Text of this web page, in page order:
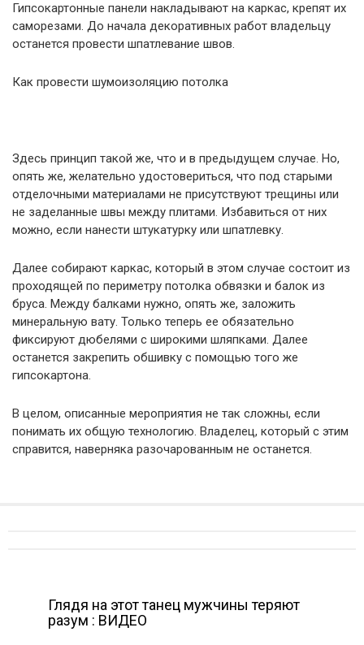
Гипсокартонные панели накладывают на каркас, крепят их
саморезами. До начала декоративных работ владельцу
останется провести шпатлевание швов.
Как провести шумоизоляцию потолка
Здесь принцип такой же, что и в предыдущем случае. Но,
опять же, желательно удостовериться, что под старыми
отделочными материалами не присутствуют трещины или
не заделанные швы между плитами. Избавиться от них
можно, если нанести штукатурку или шпатлевку.
Далее собирают каркас, который в этом случае состоит из
проходящей по периметру потолка обвязки и балок из
бруса. Между балками нужно, опять же, заложить
минеральную вату. Только теперь ее обязательно
фиксируют дюбелями с широкими шляпками. Далее
останется закрепить обшивку с помощью того же
гипсокартона.
В целом, описанные мероприятия не так сложны, если
понимать их общую технологию. Владелец, который с этим
справится, наверняка разочарованным не останется.
Глядя на этот танец мужчины теряют
разум : ВИДЕО